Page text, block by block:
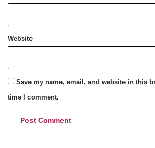
Website
Save my name, email, and website in this
time I comment.